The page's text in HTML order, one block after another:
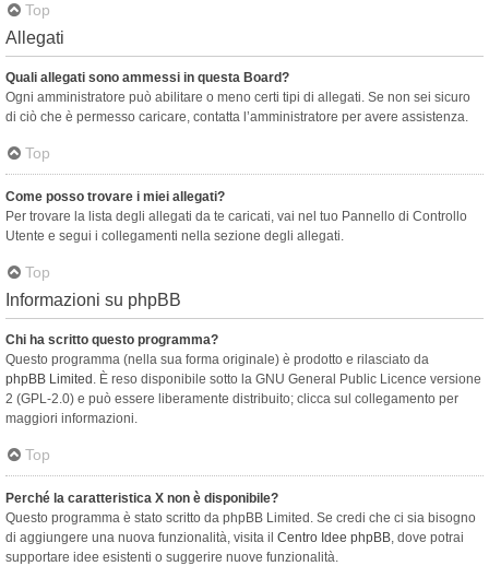
Top
Allegati
Quali allegati sono ammessi in questa Board?
Ogni amministratore può abilitare o meno certi tipi di allegati. Se non sei sicuro
di ciò che è permesso caricare, contatta l’amministratore per avere assistenza.
Top
Come posso trovare i miei allegati?
Per trovare la lista degli allegati da te caricati, vai nel tuo Pannello di Controllo
Utente e segui i collegamenti nella sezione degli allegati.
Top
Informazioni su phpBB
Chi ha scritto questo programma?
Questo programma (nella sua forma originale) è prodotto e rilasciato da
phpBB Limited . È reso disponibile sotto la GNU General Public Licence versione
2 (GPL-2.0) e può essere liberamente distribuito; clicca sul collegamento per
maggiori informazioni.
Top
Perché la caratteristica X non è disponibile?
Questo programma è stato scritto da phpBB Limited. Se credi che ci sia bisogno
di aggiungere una nuova funzionalità, visita il Centro Idee phpBB, dove potrai
supportare idee esistenti o suggerire nuove funzionalità.